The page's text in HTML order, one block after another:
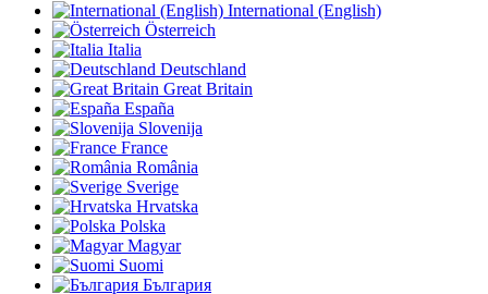
International (English)
Österreich
Italia
Deutschland
Great Britain
España
Slovenija
France
România
Sverige
Hrvatska
Polska
Magyar
Suomi
България